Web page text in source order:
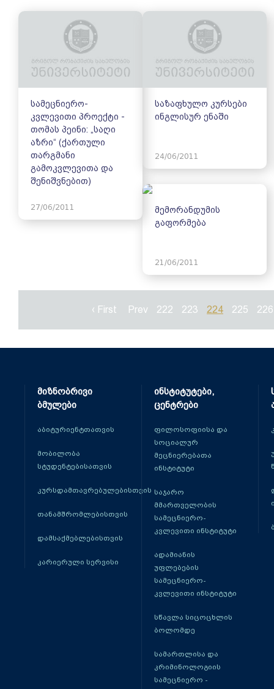
სამეცნიერო-
კვლევითი პროექტი -
თომას პეინი: „საღი
აზრი“ (ქართული
თარგმანი
გამოკვლევითა და
შენიშვნებით)
27/06/2011
საზაფხულო კურსები
ინგლისურ ენაში
24/06/2011
მემორანდუმის
გაფორმება
21/06/2011
‹ First Prev 222 223 224 225 226
მიზნობრივი
ბმულები
აბიტურიენტთათვის
მობილობა
სტუდენტებისათვის
კურსდამთავრებულებისთვის
თანამშრომლებისთვის
დამსაქმებლებისთვის
კარიერული სერვისი
ინსტიტუტები,
ცენტრები
ფილოსოფიისა და
სოციალურ
მეცნიერებათა
ინსტიტუტი
საჯარო
მმართველობის
სამეცნიერო-
კვლევითი ინსტიტუტი
ადამიანის
უფლებების
სამეცნიერო-
კვლევითი ინსტიტუტი
სწავლა სიცოცხლის
ბოლომდე
სამართლისა და
კრიმინოლოგიის
სამეცნიერო -